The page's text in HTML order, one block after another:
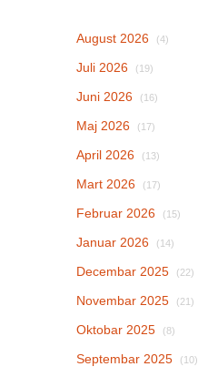
August 2026 (4)
Juli 2026 (19)
Juni 2026 (16)
Maj 2026 (17)
April 2026 (13)
Mart 2026 (17)
Februar 2026 (15)
Januar 2026 (14)
Decembar 2025 (22)
Novembar 2025 (21)
Oktobar 2025 (8)
Septembar 2025 (10)